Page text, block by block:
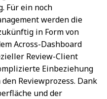
Für ein noch
werden die
in Form von
Across-Dashboard
Review-Client
Einbeziehung
Reviewprozess. Dank
und der